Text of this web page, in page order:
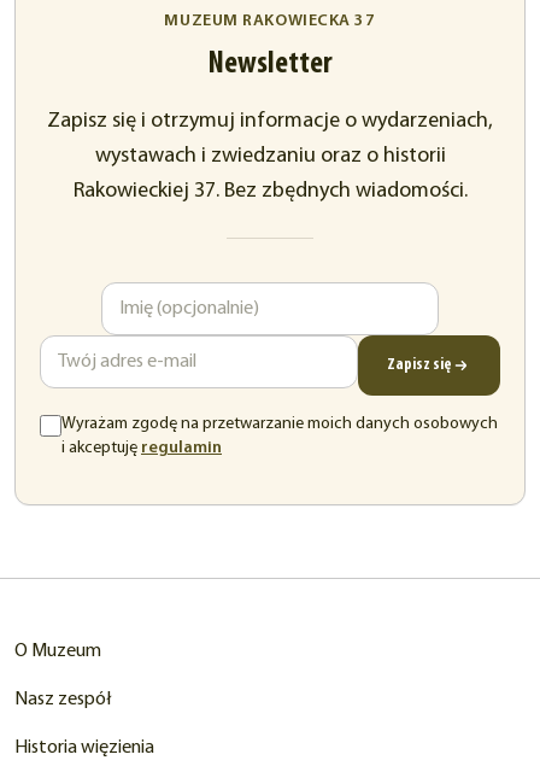
MUZEUM RAKOWIECKA 37
Newsletter
Zapisz się i otrzymuj informacje o wydarzeniach,
wystawach i zwiedzaniu oraz o historii
Rakowieckiej 37. Bez zbędnych wiadomości.
Zapisz się
Wyrażam zgodę na przetwarzanie moich danych osobowych
i akceptuję regulamin
O Muzeum
Nasz zespół
Historia więzienia